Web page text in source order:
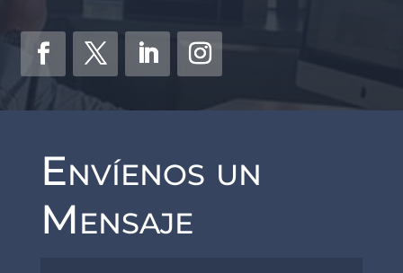
Envíenos un
Mensaje